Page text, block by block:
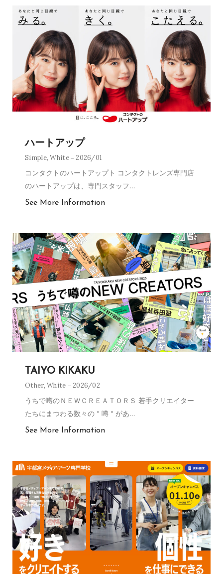
ハートアップ
Simple,White 2026/01
コンタクトのハートアップト コンタクトレンズ専門店
のハートアップは、専門スタッフ…
See More Information
TAIYO KIKAKU
Other,White 2026/02
うちで噂のＮＥＷＣＲＥＡＴＯＲＳ 若手クリエイター
たちにまつわる数々の＂噂＂があ…
See More Information